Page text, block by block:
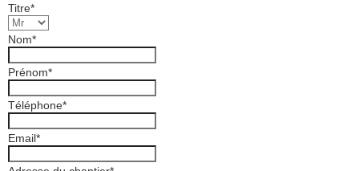
Titre*
Nom*
Prénom*
Téléphone*
Email*